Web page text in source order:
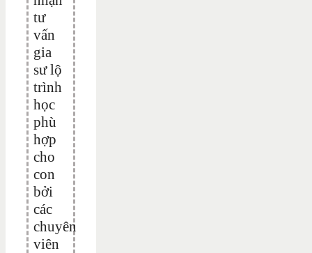
tư
vấn
gia
sư lộ
trình
học
phù
hợp
cho
con
bởi
các
chuyên
viên